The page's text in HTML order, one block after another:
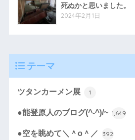
死ぬかと思いました。
2024年2月1日
テーマ
ツタンカーメン展 1
●能登原人のブログ(^-^)/~ 1,649
●空を眺めて＼＾o＾／ 392